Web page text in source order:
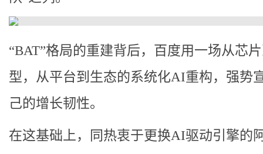
“BAT”格局的重建背后，百度用一场从芯
型，从平台到生态的系统化AI重构，强势
己的增长韧性。
在这基础上，同热衷于更换AI驱动引擎的